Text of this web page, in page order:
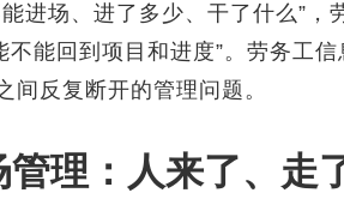
进场、进了多少、干了什么”
不能回到项目和进度”。劳务工
间反复断开的管理问题。
理：人来了、走